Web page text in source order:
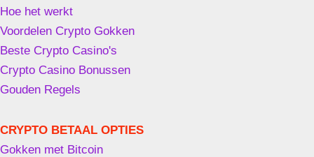
Hoe het werkt
Voordelen Crypto Gokken
Beste Crypto Casino's
Crypto Casino Bonussen
Gouden Regels
CRYPTO BETAAL OPTIES
Gokken met Bitcoin